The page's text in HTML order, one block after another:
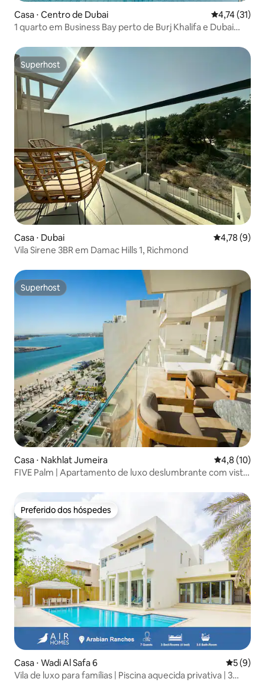
Casa ⋅ Centro de Dubai 4,74 de uma
4,74 (31)
1 quarto em Business Bay perto de Burj Khalifa e Dubai
Superhost
Superhost
Casa ⋅ Dubai 4,78 de
4,78 (9)
Vila Sirene 3BR em Damac Hills 1, Richmond
Superhost
Superhost
Casa ⋅ Nakhlat Jumeira 4,8 de uma
4,8 (10)
FIVE Palm | Apartamento de luxo deslumbrante com vista
Preferido dos hóspedes
Preferido dos hóspedes
Casa ⋅ Wadi Al Safa 6 5 de
5 (9)
Vila de luxo para famílias | Piscina aquecida privativa | 3